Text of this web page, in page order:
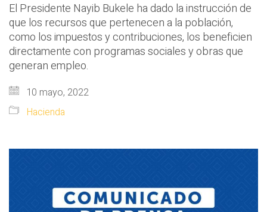
El Presidente Nayib Bukele ha dado la instrucción de
que los recursos que pertenecen a la población,
como los impuestos y contribuciones, los beneficien
directamente con programas sociales y obras que
generan empleo.
10 mayo, 2022
Hacienda